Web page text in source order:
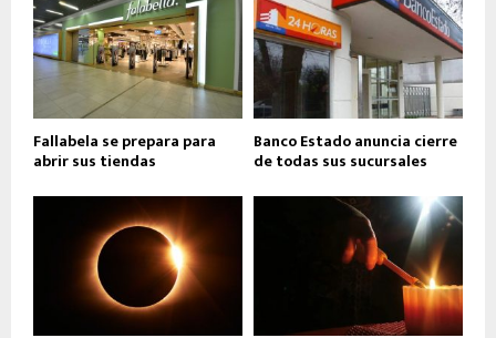
Fallabela se prepara para
abrir sus tiendas
Banco Estado anuncia cierre
de todas sus sucursales